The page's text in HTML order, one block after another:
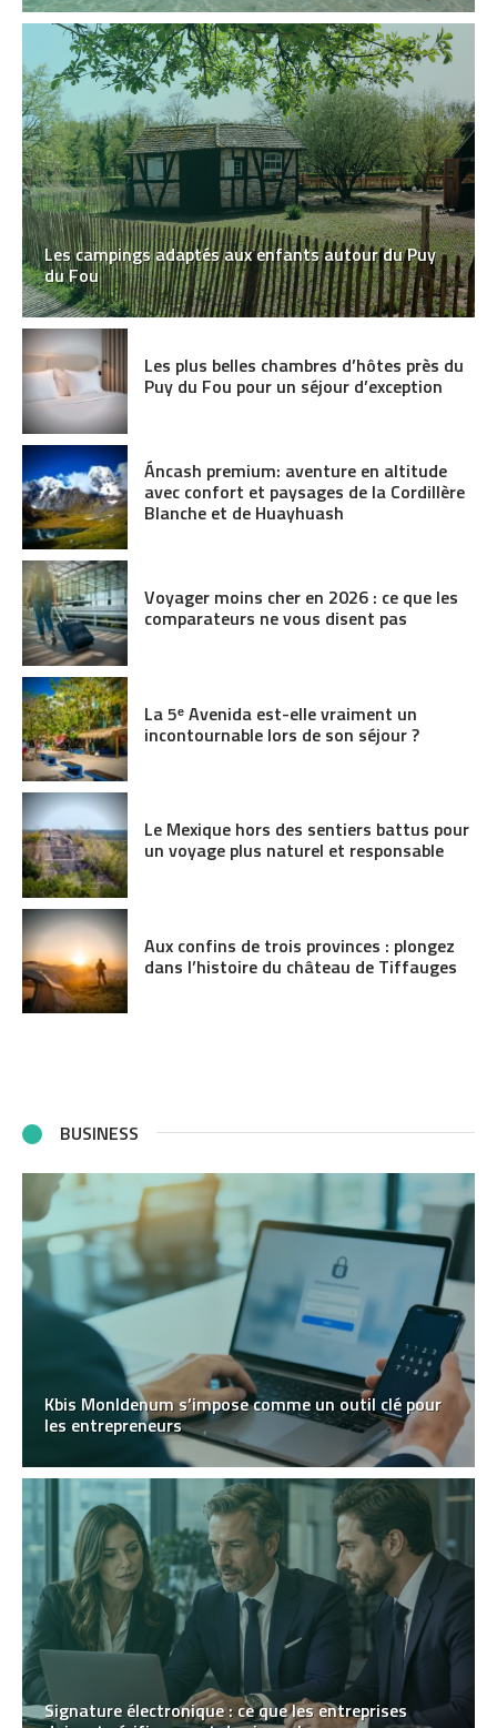
Les campings adaptés aux enfants autour du Puy
du Fou
Les plus belles chambres d’hôtes près du
Puy du Fou pour un séjour d’exception
Áncash premium: aventure en altitude
avec confort et paysages de la Cordillère
Blanche et de Huayhuash
Voyager moins cher en 2026 : ce que les
comparateurs ne vous disent pas
La 5ᵉ Avenida est-elle vraiment un
incontournable lors de son séjour ?
Le Mexique hors des sentiers battus pour
un voyage plus naturel et responsable
Aux confins de trois provinces : plongez
dans l’histoire du château de Tiffauges
BUSINESS
Kbis MonIdenum s’impose comme un outil clé pour
les entrepreneurs
Signature électronique : ce que les entreprises